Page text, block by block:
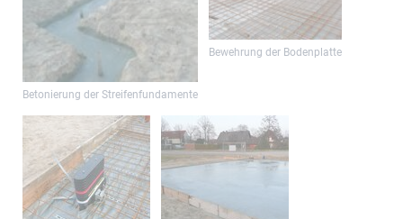
Betonierung der Streifenfundamente
Bewehrung der Bodenplatte